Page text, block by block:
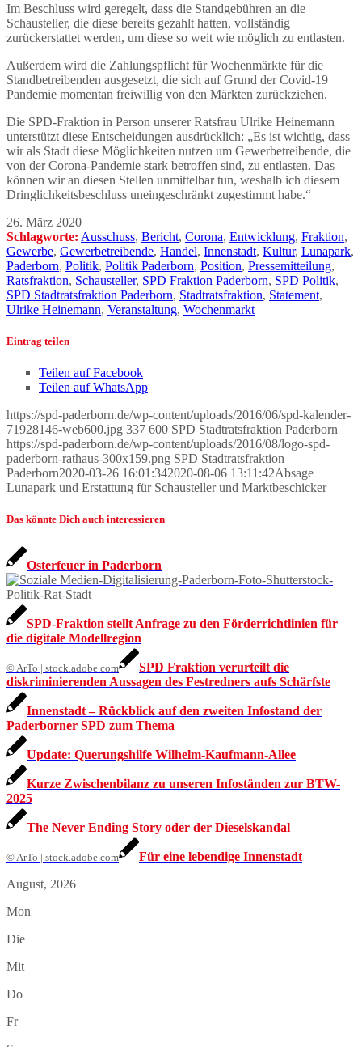
Im Beschluss wird geregelt, dass die Standgebühren an die
Schausteller, die diese bereits gezahlt hatten, vollständig
zurückerstattet werden, um diese so weit wie möglich zu entlasten.
Außerdem wird die Zahlungspflicht für Wochenmärkte für die
Standbetreibenden ausgesetzt, die sich auf Grund der Covid-19
Pandemie momentan freiwillig von den Märkten zurückziehen.
Die SPD-Fraktion in Person unserer Ratsfrau Ulrike Heinemann
unterstützt diese Entscheidungen ausdrücklich: „Es ist wichtig, dass
wir als Stadt diese Möglichkeiten nutzen um Gewerbetreibende, die
von der Corona-Pandemie stark betroffen sind, zu entlasten. Das
können wir an diesen Stellen unmittelbar tun, weshalb ich diesem
Dringlichkeitsbeschluss uneingeschränkt zugestimmt habe.“
26. März 2020
Schlagworte: Ausschuss, Bericht, Corona, Entwicklung, Fraktion,
Gewerbe, Gewerbetreibende, Handel, Innenstadt, Kultur, Lunapark,
Paderborn, Politik, Politik Paderborn, Position, Pressemitteilung,
Ratsfraktion, Schausteller, SPD Fraktion Paderborn, SPD Politik,
SPD Stadtratsfraktion Paderborn, Stadtratsfraktion, Statement,
Ulrike Heinemann, Veranstaltung, Wochenmarkt
Eintrag teilen
Teilen auf Facebook
Teilen auf WhatsApp
https://spd-paderborn.de/wp-content/uploads/2016/06/spd-kalender-
71928146-web600.jpg 337 600 SPD Stadtratsfraktion Paderborn
https://spd-paderborn.de/wp-content/uploads/2016/08/logo-spd-
paderborn-rathaus-300x159.png SPD Stadtratsfraktion
Paderborn2020-03-26 16:01:342020-08-06 13:11:42Absage
Lunapark und Erstattung für Schausteller und Marktbeschicker
Das könnte Dich auch interessieren
Osterfeuer in Paderborn
SPD-Fraktion stellt Anfrage zu den Förderrichtlinien für
die digitale Modellregion
© ArTo | stock.adobe.com
SPD Fraktion verurteilt die
diskriminierenden Aussagen des Festredners aufs Schärfste
Innenstadt – Rückblick auf den zweiten Infostand der
Paderborner SPD zum Thema
Update: Querungshilfe Wilhelm-Kaufmann-Allee
Kurze Zwischenbilanz zu unseren Infoständen zur BTW-
2025
The Never Ending Story oder der Dieselskandal
© ArTo | stock.adobe.com
Für eine lebendige Innenstadt
August, 2026
Mon
Die
Mit
Do
Fr